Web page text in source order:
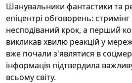
Шанувальники фантастики та
епіцентрі обговорень:
несподіваний крок, а перший
викликав хвилю реакцій у
вже почали з'являтися в
інформація підтвердила
всьому світу.